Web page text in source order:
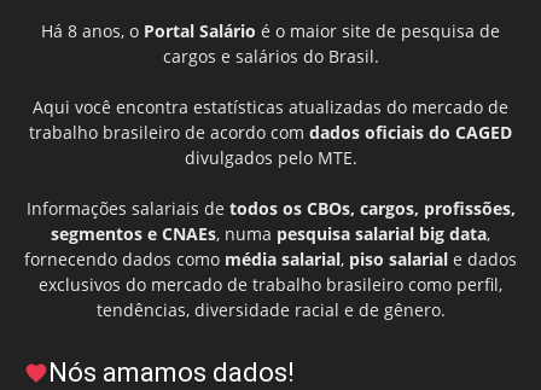
Há 8 anos, o Portal Salário é o maior site de pesquisa de
cargos e salários do Brasil.
Aqui você encontra estatísticas atualizadas do mercado de
trabalho brasileiro de acordo com dados oficiais do CAGED
divulgados pelo MTE.
Informações salariais de todos os CBOs, cargos, profissões,
segmentos e CNAEs, numa pesquisa salarial big data,
fornecendo dados como média salarial, piso salarial e dados
exclusivos do mercado de trabalho brasileiro como perfil,
tendências, diversidade racial e de gênero.
Nós amamos dados!